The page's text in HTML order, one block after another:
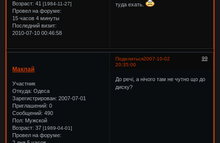
Возраст: 41[1984-11-27]
Провел на форуме:
15 часов 4 минуты
Последний визит:
2010-07-10 00:46:58
туда ехать.
Поделиться 99
2007-10-02
20:35:00
Маклай
Участник
Откуда: Одеса
Зарегистрирован: 2007-07-01
Приглашений: 0
Сообщений: 490
Пол: Мужской
Возраст: 37[1989-04-01]
Провел на форуме:
До речі, а нічого там не чутно що до
диску?